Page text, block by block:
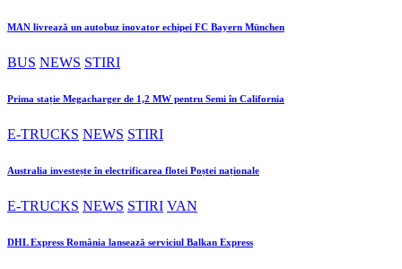
MAN livrează un autobuz inovator echipei FC Bayern München
BUS NEWS STIRI
Prima stație Megacharger de 1,2 MW pentru Semi în California
E-TRUCKS NEWS STIRI
Australia investește în electrificarea flotei Poștei naționale
E-TRUCKS NEWS STIRI VAN
DHL Express România lansează serviciul Balkan Express